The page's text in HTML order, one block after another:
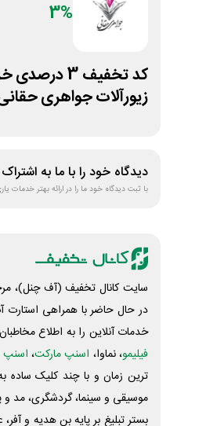
3%
کد تخفیف 3
زیورآلات جواهری
دیدگاه خود را با ما به
با ثبت دیدگاه خود ما را در ارائه بهتر خدمات
سایت کانال تخفیف (آف چنل)،
در حال حاضر با همراهی استارت
خدمات آنلاین را به اطلاع
فیلیمو، نماوا، اسنپ مارکت،
ترین زمان و با چند کلیک ساده
موسیقی و سینما، گردشگری، مد و
بستر تبلیغ بر پایه بن هدیه و